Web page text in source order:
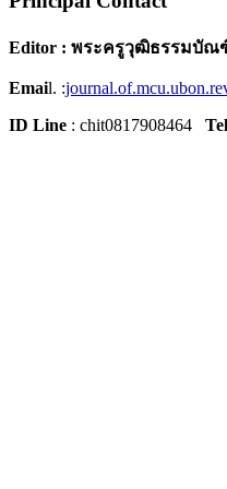
Editor : พระครูวุฒิธรรมบัณ
Email. :
ID Line : chit0817908464 Tel